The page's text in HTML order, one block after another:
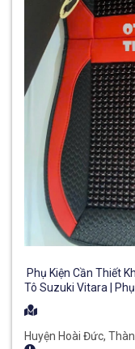
Phụ Kiện Cần Thiết
Tô Suzuki Vitara |
Huyện Hoài Đức,